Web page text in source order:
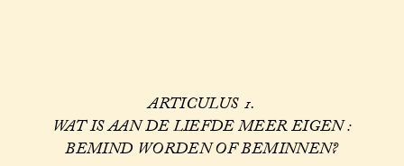
ARTICULUS 1.
WAT IS AAN DE LIEFDE MEER EIGEN :
BEMIND WORDEN OF BEMINNEN?